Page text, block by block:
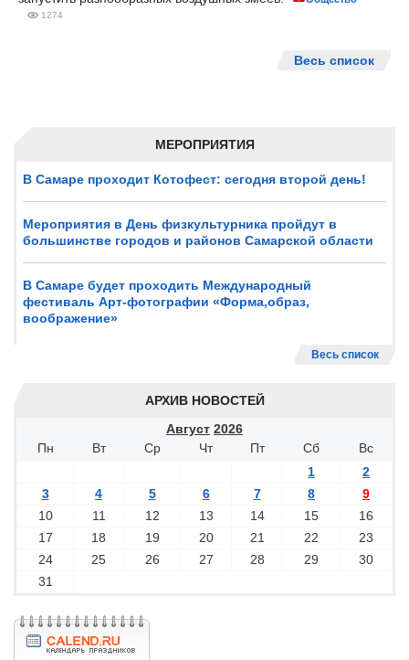
МЕРОПРИЯТИЯ
В Самаре проходит Котофест: сегодня второй день!
Мероприятия в День физкультурника пройдут в
большинстве городов и районов Самарской области
В Самаре будет проходить Международный
фестиваль Арт-фотографии «Форма,образ,
воображение»
Весь список
АРХИВ НОВОСТЕЙ
Август 2026
Пн
Вт Ср Чт Пт Сб
Вс
1
2
3
4 5 6 7 8
9
10
11 12 13 14 15
16
17
18 19 20 21 22
23
24
25 26 27 28 29
30
31
1274
Весь список